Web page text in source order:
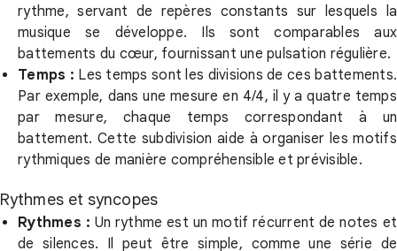
rythme, servant de repères constants sur lesquels la
musique se développe. Ils sont comparables aux
battements du cœur, fournissant une pulsation régulière.
Temps : Les temps sont les divisions de ces battements.
Par exemple, dans une mesure en 4/4, il y a quatre temps
par mesure, chaque temps correspondant à un
battement. Cette subdivision aide à organiser les motifs
rythmiques de manière compréhensible et prévisible.
Rythmes et syncopes
Rythmes : Un rythme est un motif récurrent de notes et
de silences. Il peut être simple, comme une série de